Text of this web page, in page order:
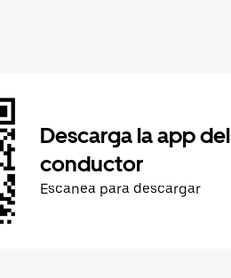
Descarga la app del
conductor
Escanea para descargar